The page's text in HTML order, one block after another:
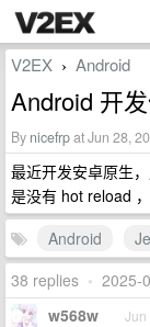
V2EX › Android
Android 开
By nicefrpat Jun 28,
最近开发安卓原生
是没有 hot reload
Android
38 replies • 2025-
w568w Jun